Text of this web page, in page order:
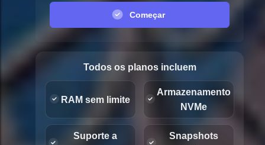
Começar
Todos os planos incluem
RAM sem limite
Armazenamento
NVMe
Suporte a
Snapshots